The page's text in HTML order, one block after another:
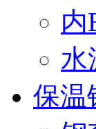
内
水
保温